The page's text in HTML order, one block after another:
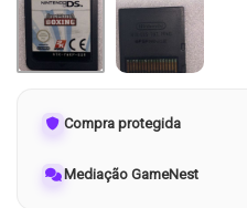
Compra protegida
Mediação GameNest